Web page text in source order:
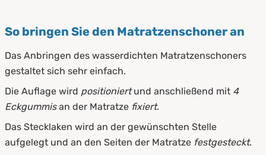
So bringen Sie den Matratzenschoner an
Das Anbringen des wasserdichten Matratzenschoners
gestaltet sich sehr einfach.
Die Auflage wird positioniertund anschließend mit 4
Eckgummisan der Matratze fixiert.
Das Stecklaken wird an der gewünschten Stelle
aufgelegt und an den Seiten der Matratze festgesteckt.